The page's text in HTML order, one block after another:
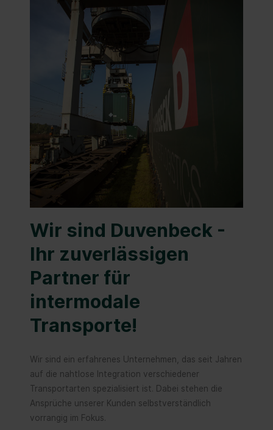
Wir sind Duvenbeck -
Ihr zuverlässigen
Partner für
intermodale
Transporte!
Wir sind ein erfahrenes Unternehmen, das seit Jahren
auf die nahtlose Integration verschiedener
Transportarten spezialisiert ist. Dabei stehen die
Ansprüche unserer Kunden selbstverständlich
vorrangig im Fokus.